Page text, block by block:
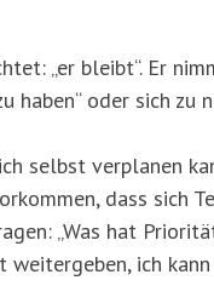
„er bleibt“. Er
haben“ oder sich
selbst verplanen
dass sich
„Was hat
weitergeben, ich